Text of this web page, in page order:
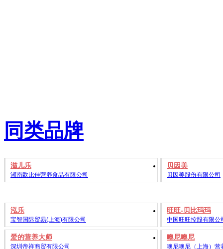
同类品牌
滋儿乐
湖南欧比佳营养食品有限公司
贝因美
贝因美股份有限公司
泓乐
宝智国际贸易(上海)有限公司
旺旺-贝比玛玛
中国旺旺控股有限公
爱的营养大师
深圳帝祥商贸有限公司
噢尼噢尼
噢尼噢尼（上海）营